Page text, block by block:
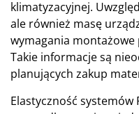
klimatyzacyjnej.
ale również masę
wymagania
Takie informacje są
planujących zakup
Elastyczność systemów